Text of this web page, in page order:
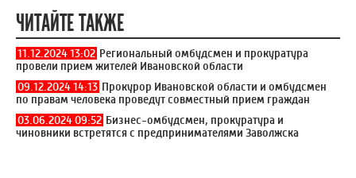
ЧИТАЙТЕ ТАКЖЕ
11.12.2024 13:02 Региональный омбудсмен и прокуратура
провели прием жителей Ивановской области
09.12.2024 14:13 Прокурор Ивановской области и омбудсмен
по правам человека проведут совместный прием граждан
03.06.2024 09:52 Бизнес-омбудсмен, прокуратура и
чиновники встретятся с предпринимателями Заволжска